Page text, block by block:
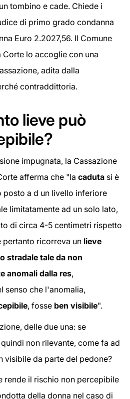
tombino e cade. Chiede i
di primo grado condanna
Euro 2.2027,56. Il Comune
lo accoglie con una
adita dalla
contraddittoria.
lieve può
impugnata, la Cassazione
afferma che "la caduta si è
posto a d un livello inferiore
limitatamente ad un solo lato,
di circa 4-5 centimetri rispetto
pertanto ricorreva un lieve
stradale tale da non
anomali dalla res,
senso che l'anomalia,
, fosse ben visibile".
delle due una: se
non rilevante, come fa ad
visibile da parte del pedone?
rende il rischio non percepibile
della donna nel caso di